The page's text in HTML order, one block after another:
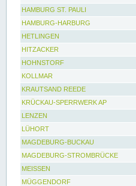
HAMBURG ST. PAULI
HAMBURG-HARBURG
HETLINGEN
HITZACKER
HOHNSTORF
KOLLMAR
KRAUTSAND REEDE
KRÜCKAU-SPERRWERK AP
LENZEN
LÜHORT
MAGDEBURG-BUCKAU
MAGDEBURG-STROMBRÜCKE
MEISSEN
MÜGGENDORF